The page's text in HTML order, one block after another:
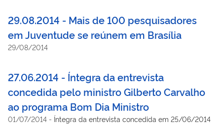
29.08.2014 - Mais de 100 pesquisadores
em Juventude se reúnem em Brasília
29/08/2014
27.06.2014 - Íntegra da entrevista
concedida pelo ministro Gilberto Carvalho
ao programa Bom Dia Ministro
01/07/2014 - Íntegra da entrevista concedida em 25/06/2014